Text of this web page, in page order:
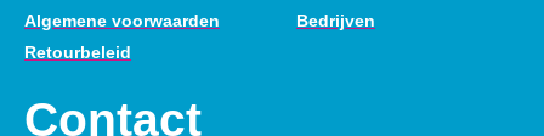
Algemene voorwaarden
Retourbeleid
Bedrijven
Contact